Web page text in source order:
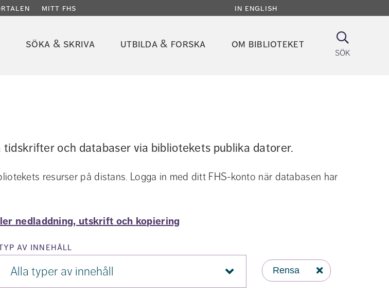
mitt fhs in english
söka & skriva utbilda & forska om biblioteket
sök
Sök
och databaser via bibliotekets publika datorer.
resurser på distans. Logga in med ditt FHS-konto när databasen har
nedladdning, utskrift och kopiering
av innehåll
av
Rensa